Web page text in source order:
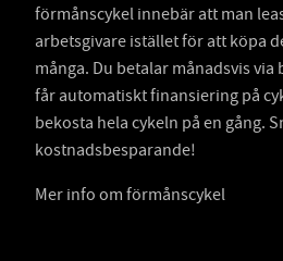
förmånscykel innebär att man
arbetsgivare istället för att köpa
många. Du betalar månadsvis
får automatiskt finansiering på
bekosta hela cykeln på en gång.
kostnadsbesparande!
Mer info om förmånscykel